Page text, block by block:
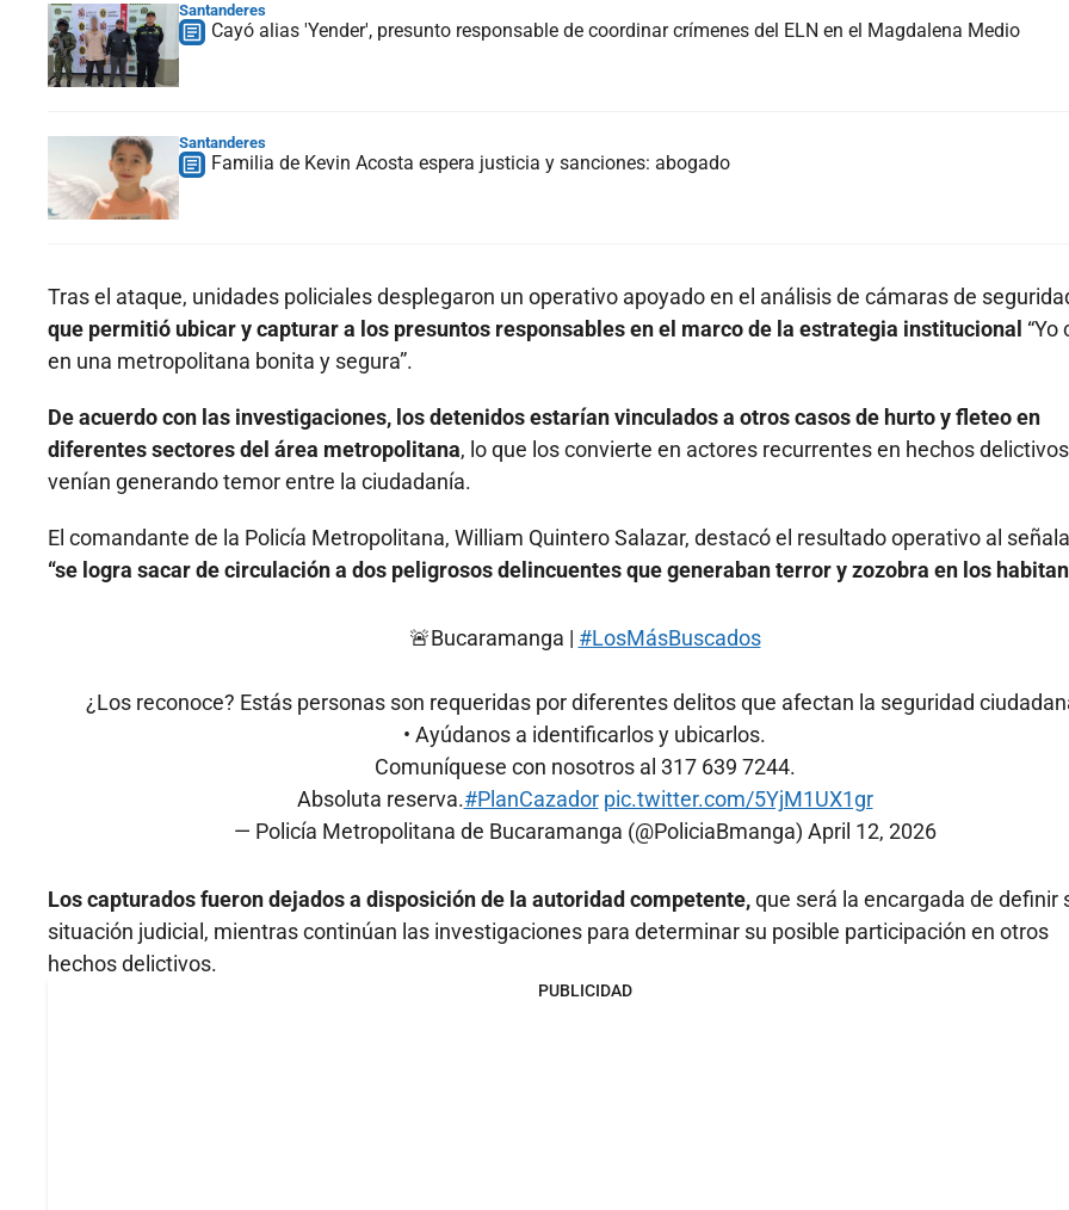
Santanderes
Cayó alias 'Yender', presunto responsable de coordinar crímenes del ELN en el Magdalena Medio
Santanderes
Familia de Kevin Acosta espera justicia y sanciones: abogado
Tras el ataque, unidades policiales desplegaron un operativo apoyado en el análisis de cámaras de
que permitió ubicar y capturar a los presuntos responsables en el marco de la estrategia institucional “Yo
en una metropolitana bonita y segura”.
De acuerdo con las investigaciones, los detenidos estarían vinculados a otros casos de hurto y fleteo en
diferentes sectores del área metropolitana, lo que los convierte en actores recurrentes en hechos
venían generando temor entre la ciudadanía.
El comandante de la Policía Metropolitana, William Quintero Salazar, destacó el resultado operativo al
“se logra sacar de circulación a dos peligrosos delincuentes que generaban terror y zozobra en los
🚨Bucaramanga | #LosMásBuscados
¿Los reconoce? Estás personas son requeridas por diferentes delitos que afectan la seguridad
• Ayúdanos a identificarlos y ubicarlos.
Comuníquese con nosotros al 317 639 7244.
Absoluta reserva.#PlanCazador pic.twitter.com/5YjM1UX1gr
— Policía Metropolitana de Bucaramanga (@PoliciaBmanga) April 12, 2026
Los capturados fueron dejados a disposición de la autoridad competente,que será la encargada de definir
situación judicial, mientras continúan las investigaciones para determinar su posible participación en otros
hechos delictivos.
PUBLICIDAD